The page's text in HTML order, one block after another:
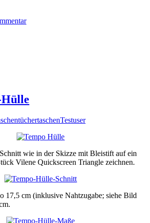
Hülle
Testuser
wie in der Skizze mit Bleistift auf ein
Vilene Quickscreen Triangle zeichnen.
17,5 cm (inklusive Nahtzugabe; siehe Bild